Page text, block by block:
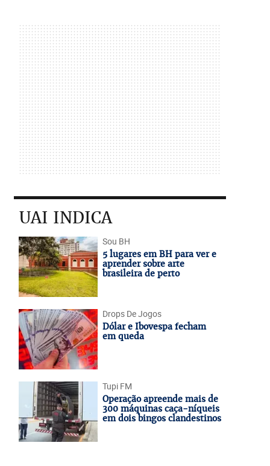
UAI INDICA
Sou BH
5 lugares em BH para ver e
aprender sobre arte
brasileira de perto
Drops De Jogos
Dólar e Ibovespa fecham
em queda
Tupi FM
Operação apreende mais de
300 máquinas caça-níqueis
em dois bingos clandestinos